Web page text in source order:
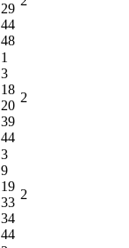
29
44
48
1
3
18
20
39
44
2
3
9
19
33
34
44
2